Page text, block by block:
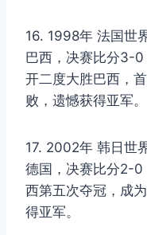
16. 1998年 法国
巴西，决赛比分3-0
开二度大胜巴西，
败，遗憾获得亚军。
17. 2002年 韩日
德国，决赛比分2-0
西第五次夺冠，成
得亚军。